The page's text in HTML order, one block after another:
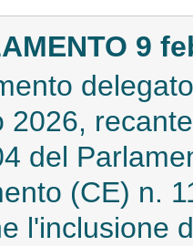
9
2026,
del
(CE) n.
l'inclusione